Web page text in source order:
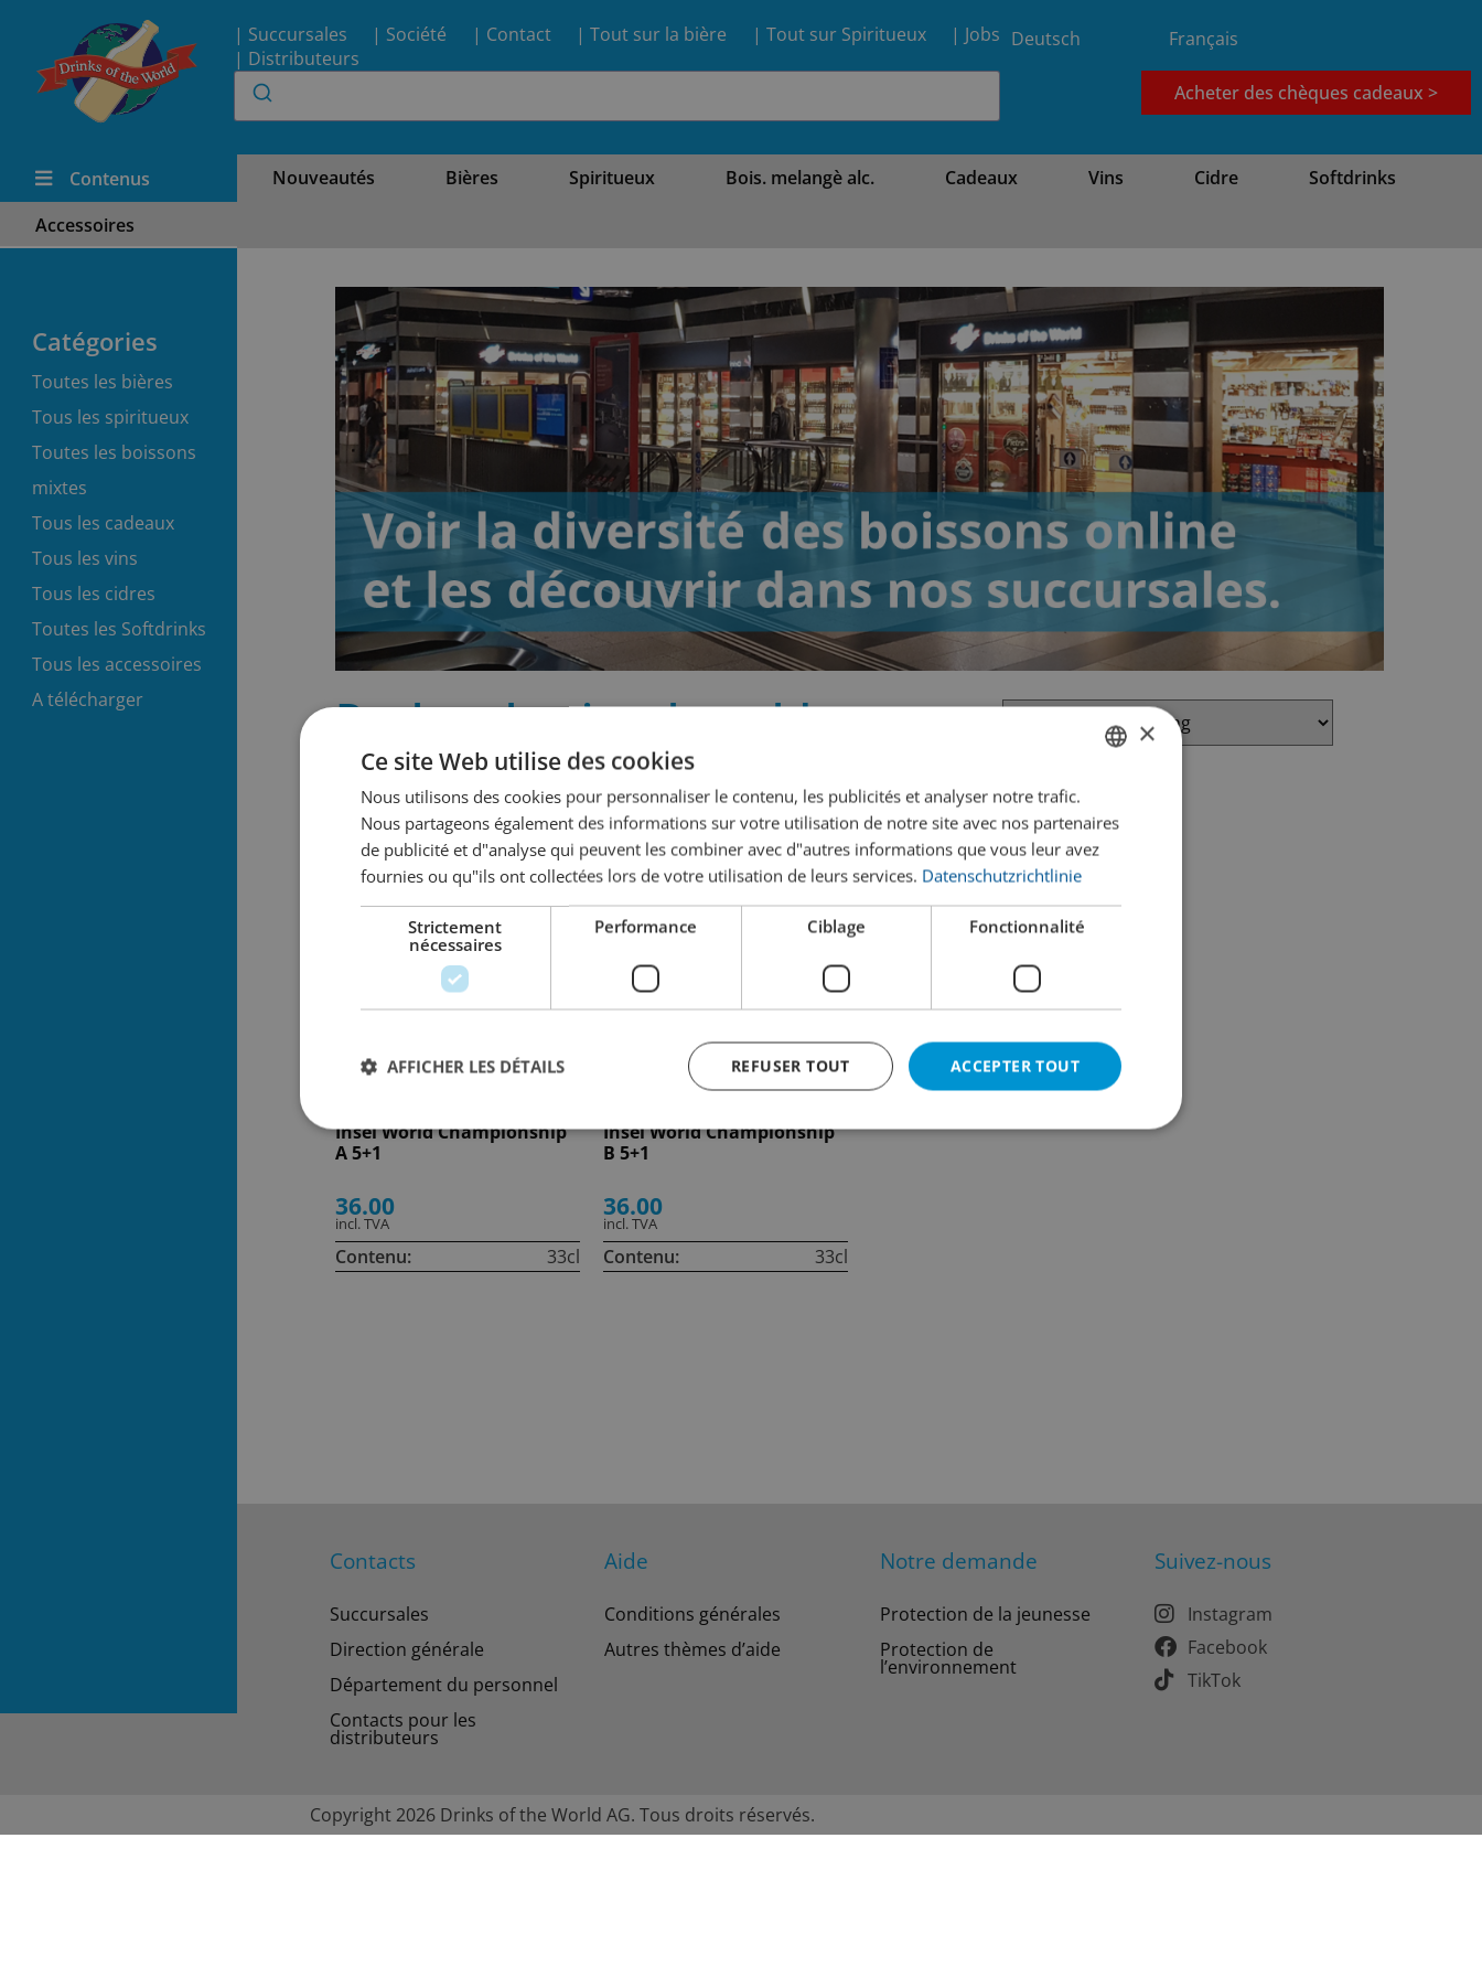
| Succursales | Société | Contact | Tout sur la bière | Tout sur Spiritueux
| Jobs
| Distributeurs
Deutsch Français
Acheter des chèques cadeaux >
Contenus Nouveautés Bières Spiritueux Bois. melangè alc. Cadeaux Vins Cidre
Softdrinks
Accessoires
Catégories
Toutes les bières
Tous les spiritueux
Toutes les boissons
mixtes
Tous les cadeaux
Tous les vins
Tous les cidres
Toutes les Softdrinks
Tous les accessoires
A télécharger
Recherche: insel world
championship
Showing all 2 results
Insel World Championship
A 5+1
36.00
incl. TVA
Contenu: 33cl
Insel World Championship
B 5+1
36.00
incl. TVA
Contenu: 33cl
Contacts
Succursales
Direction générale
Département du personnel
Contacts pour les
distributeurs
Aide
Conditions générales
Autres thèmes d’aide
Notre demande
Protection de la jeunesse
Protection de
l’environnement
Suivez-nous
Instagram
Facebook
TikTok
Copyright 2026 Drinks of the World AG. Tous droits réservés.
FRENCH
×
Ce site Web utilise des cookies
Nous utilisons des cookies pour personnaliser le contenu, les publicités et analyser notre trafic.
Nous partageons également des informations sur votre utilisation de notre site avec nos partenaires
de publicité et d"analyse qui peuvent les combiner avec d"autres informations que vous leur avez
fournies ou qu"ils ont collectées lors de votre utilisation de leurs services. Datenschutzrichtlinie
Strictement
nécessaires
Performance Ciblage Fonctionnalité
ACCEPTER TOUT
REFUSER TOUT
AFFICHER LES DÉTAILS